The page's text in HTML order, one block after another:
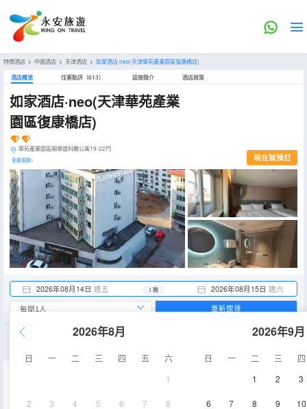
特價酒店 > 中國酒店 > 天津酒店 > 如家酒店·neo(天津華苑產業園區復康橋店)
酒店概览 住客點評（613） 設施簡介 酒店政策
如家酒店·neo(天津華苑產業
園區復康橋店)
華苑產業園區開華道科馨公寓19-22門
全部設施> 現在就預訂
2026年08月14日 週五 2026年08月15日 週六
1 晚
2026年8月
日 一 二 三 四 五
六
1
2 3 4 5 6 7 8
2026年9月
日 一 二 三
四
1
2 3
6 7 8 9 10
重新搜尋
16-18㎡ 空調